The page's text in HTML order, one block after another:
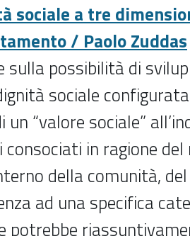
sociale a tre
/ Paolo Zuddas
sulla possibilità di
sociale
“valore sociale”
consociati in ragione
della comunità,
ad una specifica
potrebbe